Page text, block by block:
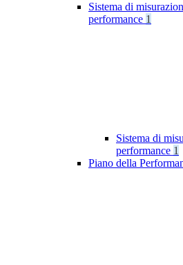
Sistema di
performance 1
Sistema di
performance 1
Piano della